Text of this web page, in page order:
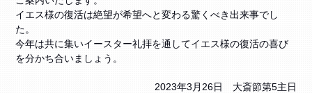
イエス様の復活は絶望が希望へと変わる驚くべき出来事でし
た。
今年は共に集いイースター礼拝を通してイエス様の復活の喜び
を分かち合いましょう。
2023年3月26日 大斎節第5主日